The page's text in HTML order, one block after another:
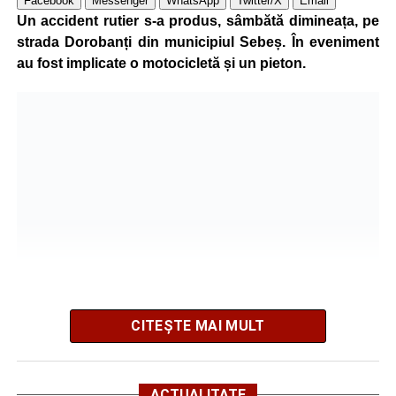
grave și a fost transportată la spital pentru acordarea de
îngrijiri medicale de specialitate.
Motociclistul a fost testat cu aparatul etilotest, rezultatul
Urmărește-ne pe Google News
Un accident rutier s-a produs, sâmbătă dimineața, pe
strada Dorobanți din municipiul Sebeș. În eveniment
au fost implicate o motocicletă și un pieton.
Potrivit informațiilor transmise de pompieri, o femeie de 66
de ani, din municipiul Sebeș, a fost găsită inconștientă în
CITEȘTE MAI MULT